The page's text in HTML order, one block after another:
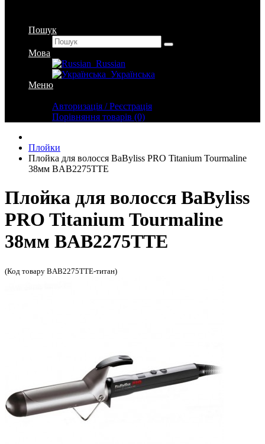
Пошук
Мова
Russian
Українська
Меню
Авторизація / Реєстрація
Порівняння товарів (0)
Плойки
Плойка для волосся BaByliss PRO Titanium Tourmaline
38мм BAB2275ТТE
Плойка для волосся BaByliss
PRO Titanium Tourmaline
38мм BAB2275ТТE
(Код товару BAB2275TTE-титан)